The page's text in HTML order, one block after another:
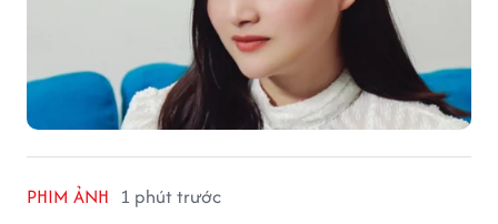
PHIM ẢNH 1 phút trước